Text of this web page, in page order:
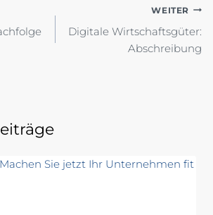
WEITER
Digitale Wirtschaftsgüter:
Abschreibung